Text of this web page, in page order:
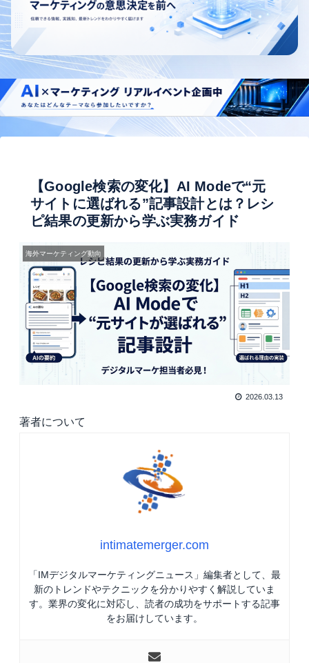
【Google検索の変化】AI Modeで“元
サイトに選ばれる”記事設計とは？レシ
ピ結果の更新から学ぶ実務ガイド
海外マーケティング動向
2026.03.13
著者について
intimatemerger.com
「IMデジタルマーケティングニュース」編集者として、最
新のトレンドやテクニックを分かりやすく解説していま
す。業界の変化に対応し、読者の成功をサポートする記事
をお届けしています。